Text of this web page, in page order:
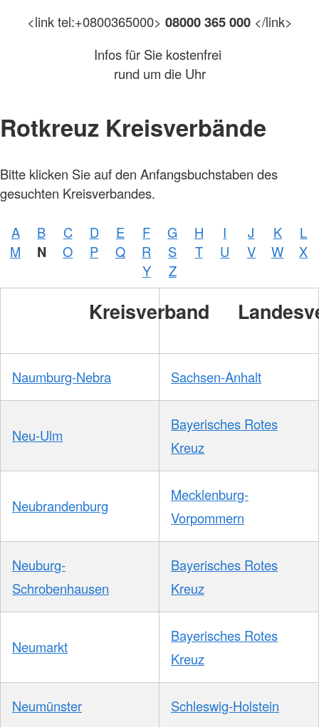
<link tel:+0800365000> 08000 365 000 </link>
Infos für Sie kostenfrei
rund um die Uhr
Rotkreuz Kreisverbände
Bitte klicken Sie auf den Anfangsbuchstaben des
gesuchten Kreisverbandes.
A B C D E F G H I J K
L
M
N O P Q R S T U V W
X
Y
Z
Kreisverband
Naumburg-Nebra Sachsen-Anhalt
Neu-Ulm
Bayerisches Rotes
Kreuz
Neubrandenburg
Mecklenburg-
Vorpommern
Neuburg-
Schrobenhausen
Bayerisches Rotes
Kreuz
Neumarkt
Bayerisches Rotes
Kreuz
Neumünster Schleswig-Holstein